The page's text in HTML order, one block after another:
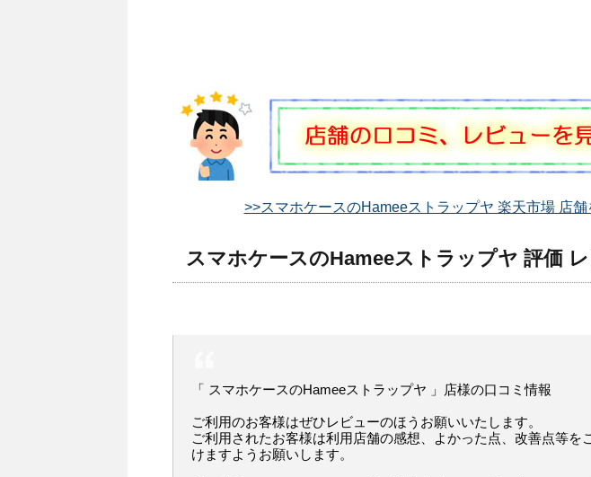
>>スマホケースのHameeストラップヤ 楽天市場 店
スマホケースのHameeストラップヤ 評価
「 スマホケースのHameeストラップヤ 」店様の口コミ情報
ご利用のお客様はぜひレビューのほうお願いいたします。
ご利用されたお客様は利用店舗の感想、よかった点、改善点等を
けますようお願いします。